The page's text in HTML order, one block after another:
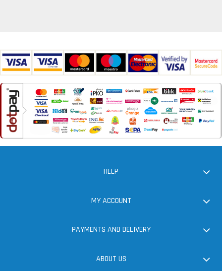
HELP
MY ACCOUNT
PAYMENTS AND DELIVERY
ABOUT US